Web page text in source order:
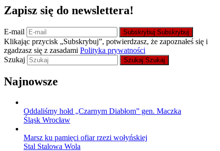
Zapisz się do newslettera!
E-mail Subskrybuj Subskrybuj
Klikając przycisk „Subskrybuj”, potwierdzasz, że zapoznałeś się i
zgadzasz się z zasadami Polityka prywatności
Szukaj
Szukaj Szukaj
Najnowsze
Oddaliśmy hołd „Czarnym Diabłom” gen. Maczka
Śląsk Wrocław
Marsz ku pamięci ofiar rzezi wołyńskiej
Stal Stalowa Wola